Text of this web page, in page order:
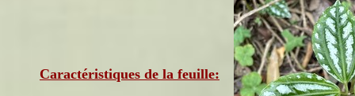
Caractéristiques de la feuille: